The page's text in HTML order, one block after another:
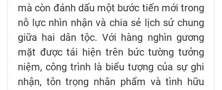
mà còn đánh dấu một bước tiến mới trong
nỗ lực nhìn nhận và chia sẻ lịch sử chung
giữa hai dân tộc. Với hàng nghìn gương
mặt được tái hiện trên bức tường tưởng
niệm, công trình là biểu tượng của sự ghi
nhận, tôn trọng nhân phẩm và tình hữu